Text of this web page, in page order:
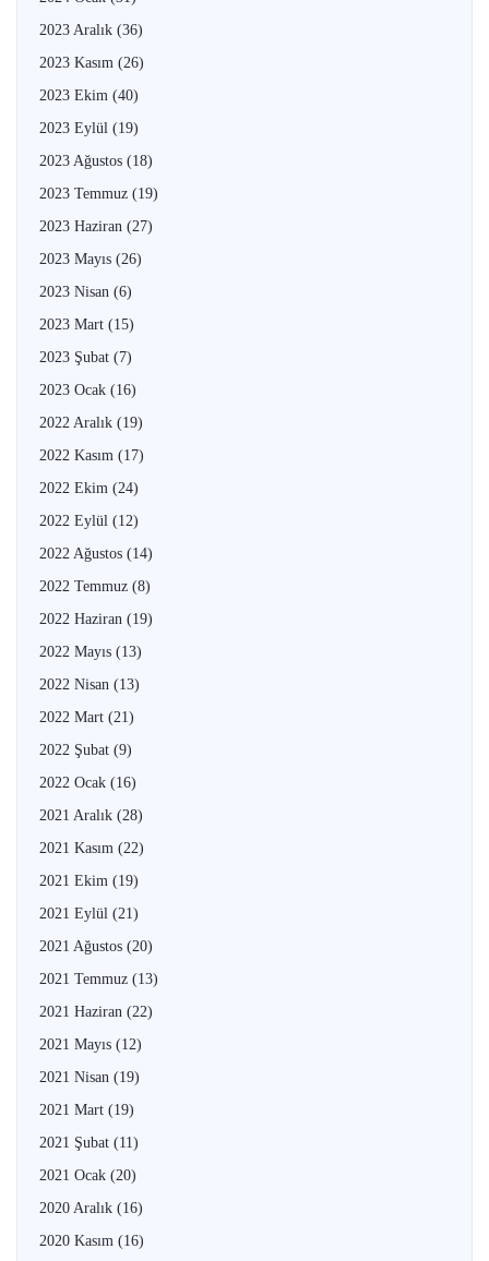
2023 Aralık (36)
2023 Kasım (26)
2023 Ekim (40)
2023 Eylül (19)
2023 Ağustos (18)
2023 Temmuz (19)
2023 Haziran (27)
2023 Mayıs (26)
2023 Nisan (6)
2023 Mart (15)
2023 Şubat (7)
2023 Ocak (16)
2022 Aralık (19)
2022 Kasım (17)
2022 Ekim (24)
2022 Eylül (12)
2022 Ağustos (14)
2022 Temmuz (8)
2022 Haziran (19)
2022 Mayıs (13)
2022 Nisan (13)
2022 Mart (21)
2022 Şubat (9)
2022 Ocak (16)
2021 Aralık (28)
2021 Kasım (22)
2021 Ekim (19)
2021 Eylül (21)
2021 Ağustos (20)
2021 Temmuz (13)
2021 Haziran (22)
2021 Mayıs (12)
2021 Nisan (19)
2021 Mart (19)
2021 Şubat (11)
2021 Ocak (20)
2020 Aralık (16)
2020 Kasım (16)